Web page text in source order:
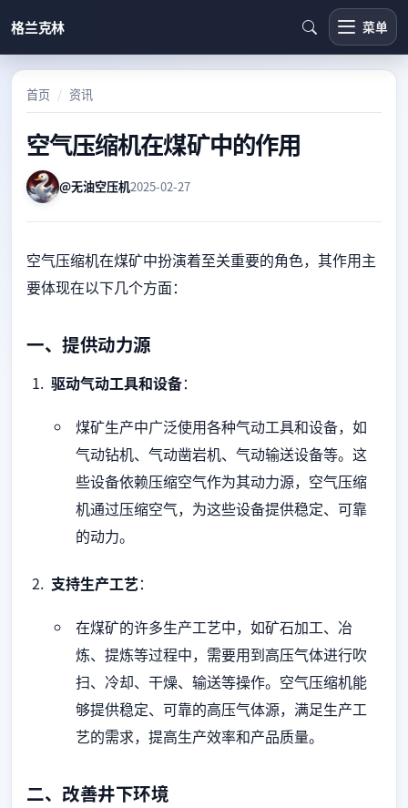
格兰克林 菜单
首页 资讯
空气压缩机在煤矿中的作用
@无油空压机2025-02-27
空气压缩机在煤矿中扮演着至关重要的角色，其作用主
要体现在以下几个方面：
一、提供动力源
驱动气动工具和设备：
煤矿生产中广泛使用各种气动工具和设备，如
气动钻机、气动凿岩机、气动输送设备等。这
些设备依赖压缩空气作为其动力源，空气压缩
机通过压缩空气，为这些设备提供稳定、可靠
的动力。
支持生产工艺：
在煤矿的许多生产工艺中，如矿石加工、冶
炼、提炼等过程中，需要用到高压气体进行吹
扫、冷却、干燥、输送等操作。空气压缩机能
够提供稳定、可靠的高压气体源，满足生产工
艺的需求，提高生产效率和产品质量。
二、改善井下环境